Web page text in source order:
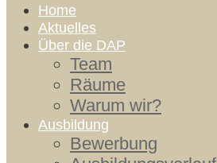
Home
Aktuelles
Über die DAP
Team
Räume
Warum wir?
Ausbildung
Bewerbung